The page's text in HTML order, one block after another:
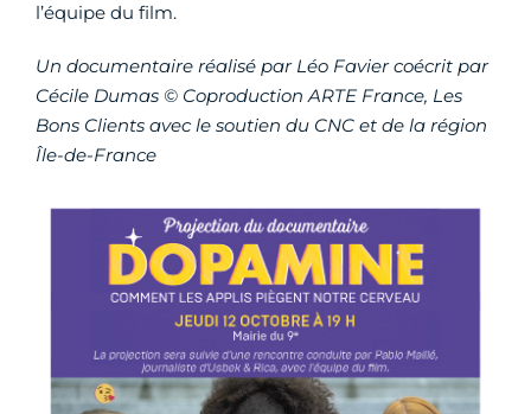
l’équipe du film.
Un documentaire réalisé par Léo Favier coécrit par
Cécile Dumas © Coproduction ARTE France, Les
Bons Clients avec le soutien du CNC et de la région
Île-de-France